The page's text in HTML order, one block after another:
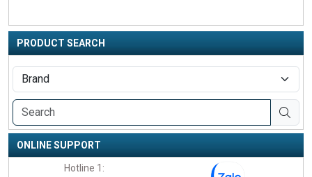
PRODUCT SEARCH
ONLINE SUPPORT
Hotline 1: